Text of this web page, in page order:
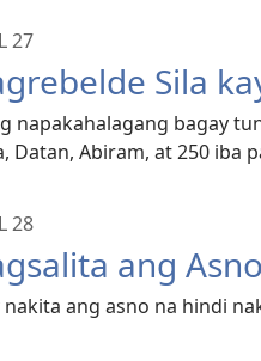
27
Sila
napakahalagang bagay
Datan, Abiram, at 250 iba
28
ang
nakita ang asno na hindi